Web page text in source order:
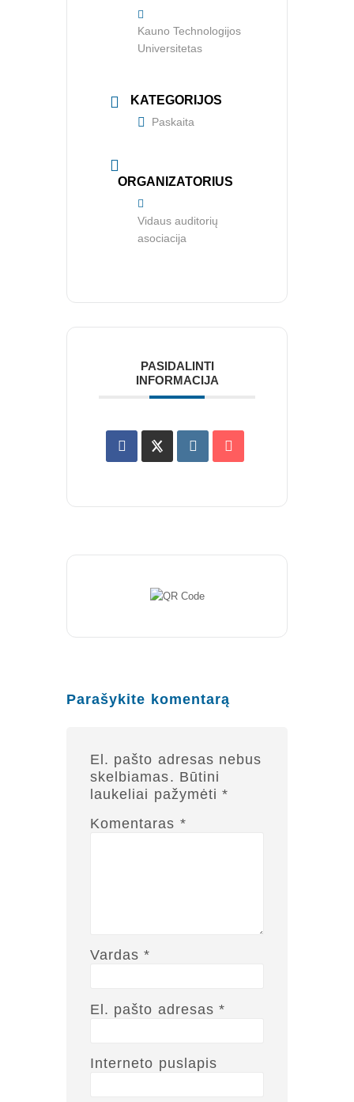
Kauno Technologijos
Universitetas
KATEGORIJOS
Paskaita
ORGANIZATORIUS
Vidaus auditorių
asociacija
PASIDALINTI
INFORMACIJA
Parašykite komentarą
El. pašto adresas nebus
skelbiamas. Būtini
laukeliai pažymėti *
Komentaras *
Vardas*
El. pašto adresas *
Interneto puslapis
Asmens duomenų apsauga
KONTAKTAI
Nagevičiaus g. 3, Vilnius
info@vaa.lt